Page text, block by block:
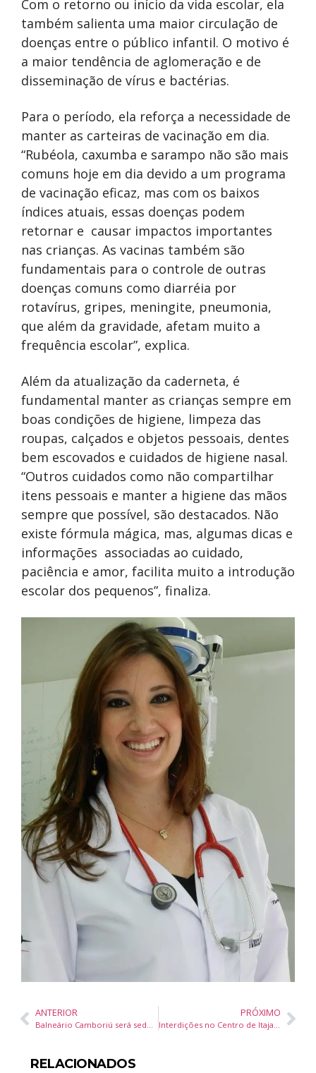
Com o retorno ou início da vida escolar, ela
também salienta uma maior circulação de
doenças entre o público infantil. O motivo é
a maior tendência de aglomeração e de
disseminação de vírus e bactérias.
Para o período, ela reforça a necessidade de
manter as carteiras de vacinação em dia.
“Rubéola, caxumba e sarampo não são mais
comuns hoje em dia devido a um programa
de vacinação eficaz, mas com os baixos
índices atuais, essas doenças podem
retornar e causar impactos importantes
nas crianças. As vacinas também são
fundamentais para o controle de outras
doenças comuns como diarréia por
rotavírus, gripes, meningite, pneumonia,
que além da gravidade, afetam muito a
frequência escolar”, explica.
Além da atualização da caderneta, é
fundamental manter as crianças sempre em
boas condições de higiene, limpeza das
roupas, calçados e objetos pessoais, dentes
bem escovados e cuidados de higiene nasal.
“Outros cuidados como não compartilhar
itens pessoais e manter a higiene das mãos
sempre que possível, são destacados. Não
existe fórmula mágica, mas, algumas dicas e
informações associadas ao cuidado,
paciência e amor, facilita muito a introdução
escolar dos pequenos”, finaliza.
ANTERIOR
Balneário Camboriú será sede do evento nacional de Sindicatos Empresariais
PRÓXIMO
Interdições no Centro de Itajaí seguirão até sábado (27)
RELACIONADOS